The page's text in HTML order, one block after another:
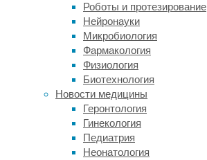
Роботы и протезирование
Нейронауки
Микробиология
Фармакология
Физиология
Биотехнология
Новости медицины
Геронтология
Гинекология
Педиатрия
Неонатология
свете,
также
множества
уникальных
животных,
похожих